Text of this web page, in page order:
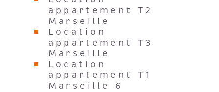
appartement T2
Marseille
Location
appartement T3
Marseille
Location
appartement T1
Marseille 6